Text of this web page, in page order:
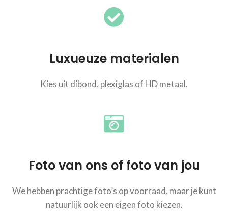
Luxueuze materialen
Kies uit dibond, plexiglas of HD metaal.
Foto van ons of foto van jou
We hebben prachtige foto’s op voorraad, maar je kunt
natuurlijk ook een eigen foto kiezen.